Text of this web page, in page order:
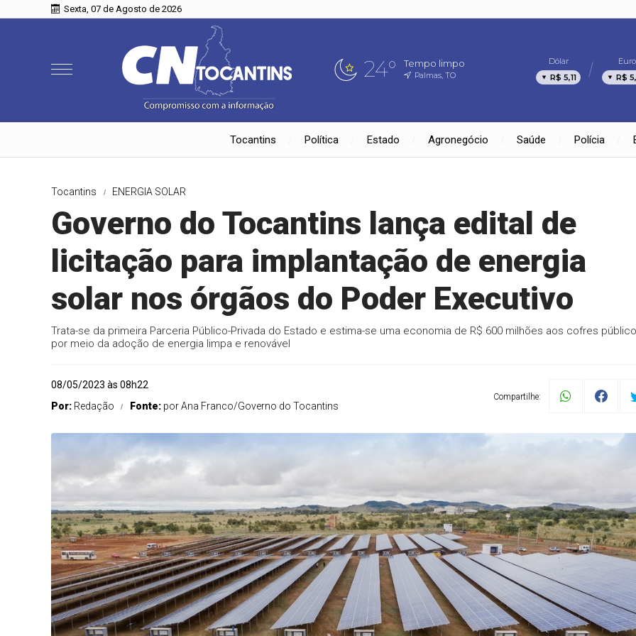
Sexta, 07 de Agosto de 2026
24° Tempo limpo
Palmas, TO
Dólar
R$ 5,11
Euro
R$
Tocantins Política Estado Agronegócio Saúde Polícia
Tocantins ENERGIA SOLAR
Governo do Tocantins lança edital de
licitação para implantação de energia
solar nos órgãos do Poder Executivo
Trata-se da primeira Parceria Público-Privada do Estado e estima-se uma economia de R$ 600 milhões aos cofres
por meio da adoção de energia limpa e renovável
08/05/2023 às 08h22
Por: Redação Fonte: por Ana Franco/Governo do Tocantins
Compartilhe: